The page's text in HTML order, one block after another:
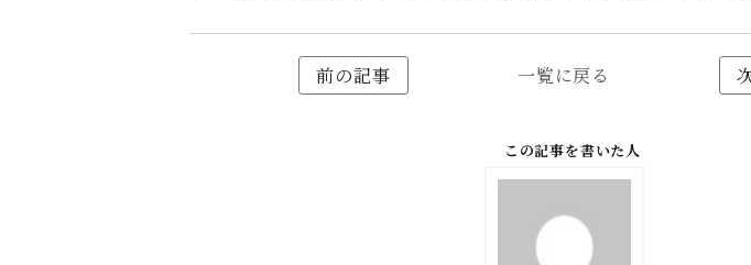
前の記事 一覧に戻る
この記事を書いた人